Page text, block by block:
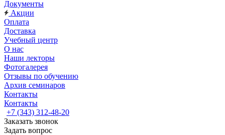
Документы
Акции
Оплата
Доставка
Учебный центр
О нас
Наши лекторы
Фотогалерея
Отзывы по обучению
Архив семинаров
Контакты
Контакты
+7 (343) 312-48-20
Заказать звонок
Задать вопрос